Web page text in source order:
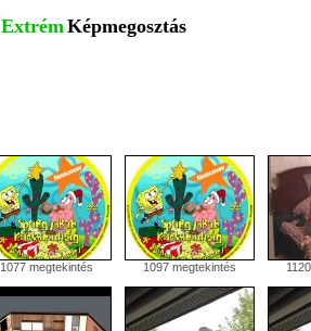
ExtrémKépmegosztás
1077 megtekintés 1097 megtekintés